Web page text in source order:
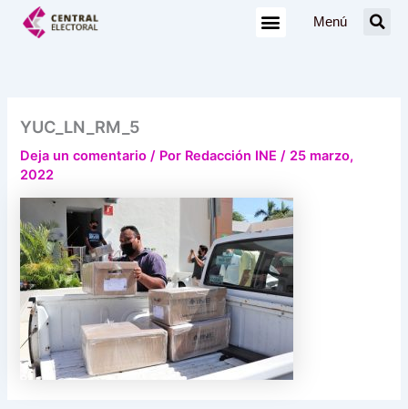
Menú
YUC_LN_RM_5
Deja un comentario / Por Redacción INE/ 25 marzo,
2022